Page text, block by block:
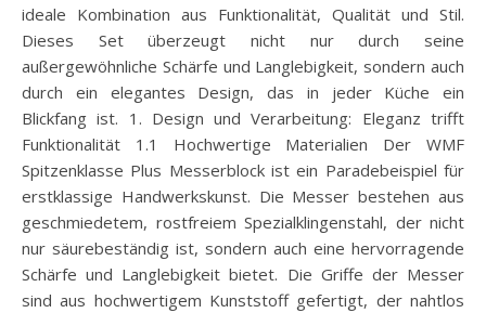
ideale Kombination aus Funktionalität, Qualität und Stil.
Dieses Set überzeugt nicht nur durch seine
außergewöhnliche Schärfe und Langlebigkeit, sondern auch
durch ein elegantes Design, das in jeder Küche ein
Blickfang ist. 1. Design und Verarbeitung: Eleganz trifft
Funktionalität 1.1 Hochwertige Materialien Der WMF
Spitzenklasse Plus Messerblock ist ein Paradebeispiel für
erstklassige Handwerkskunst. Die Messer bestehen aus
geschmiedetem, rostfreiem Spezialklingenstahl, der nicht
nur säurebeständig ist, sondern auch eine hervorragende
Schärfe und Langlebigkeit bietet. Die Griffe der Messer
sind aus hochwertigem Kunststoff gefertigt, der nahtlos